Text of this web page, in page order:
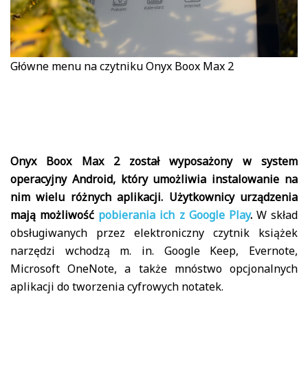
Główne menu na czytniku Onyx Boox Max 2
Onyx Boox Max 2 został wyposażony w system
operacyjny Android, który umożliwia instalowanie na
nim wielu różnych aplikacji. Użytkownicy urządzenia
mają możliwość pobierania ich z Google Play.W skład
obsługiwanych przez elektroniczny czytnik książek
narzędzi wchodzą m. in. Google Keep, Evernote,
Microsoft OneNote, a także mnóstwo opcjonalnych
aplikacji do tworzenia cyfrowych notatek.